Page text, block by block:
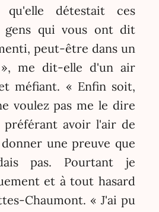
détestait ces
gens qui vous ont dit
peut-être dans un
me dit-elle d'un air
méfiant. « Enfin soit,
voulez pas me le dire
préférant avoir l'air de
une preuve que
pas. Pourtant je
et à tout hasard
Chaumont. « J'ai pu